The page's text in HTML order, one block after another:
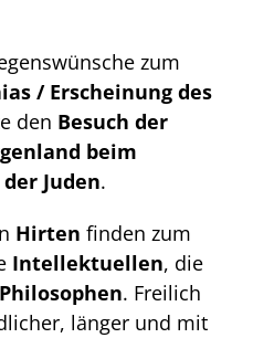
zum
/ Erscheinung des
den Besuch der
beim
Juden.
Hirten finden zum
Intellektuellen, die
Philosophen. Freilich
länger und mit